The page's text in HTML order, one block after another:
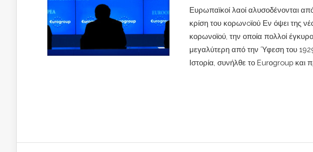
Ευρωπαϊκοί λαοί αλυσοδένονται
κρίση του κορωνoϊού Εν όψει της
κορωνοϊού, την οποία πολλοί
μεγαλύτερη από την Ύφεση του
Ιστορία, συνήλθε το Eurοgroup και